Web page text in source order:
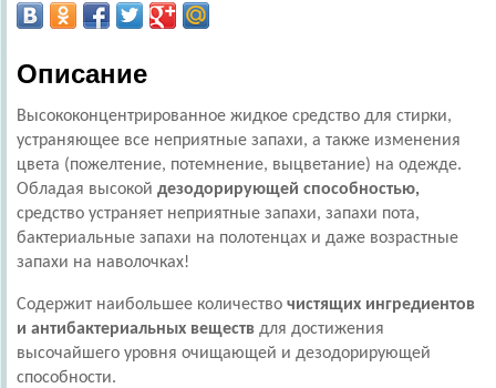
Описание
Высококонцентрированное жидкое средство для стирки,
устраняющее все неприятные запахи, а также изменения
цвета (пожелтение, потемнение, выцветание) на одежде.
Обладая высокой дезодорирующей способностью,
средство устраняет неприятные запахи, запахи пота,
бактериальные запахи на полотенцах и даже возрастные
запахи на наволочках!
Содержит наибольшее количество чистящих ингредиентов
и антибактериальных веществ для достижения
высочайшего уровня очищающей и дезодорирующей
способности.